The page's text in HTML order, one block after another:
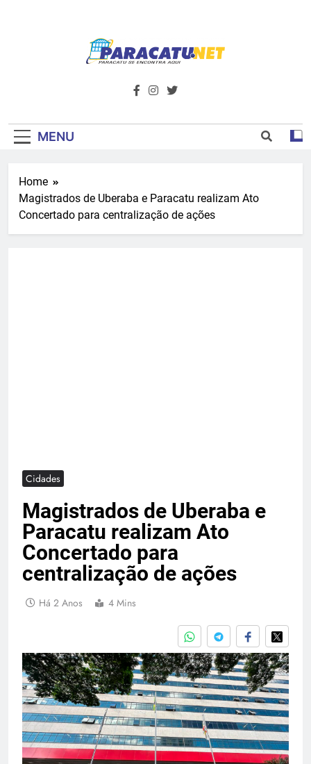
Paracatu.net –
Notícias E
Primeiro Do
Noroeste De
além de tudo sobre esportes e
MENU
Home
Magistrados de Uberaba e Paracatu realizam Ato
Concertado para centralização de ações
Cidades
Magistrados de Uberaba e
Paracatu realizam Ato
Concertado para
centralização de ações
Há 2 Anos 4 Mins